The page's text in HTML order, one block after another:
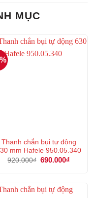
MỤC
Thanh chắn bụi tự động
mm Hafele 950.05.340
920.000₫ Giá
690.000₫